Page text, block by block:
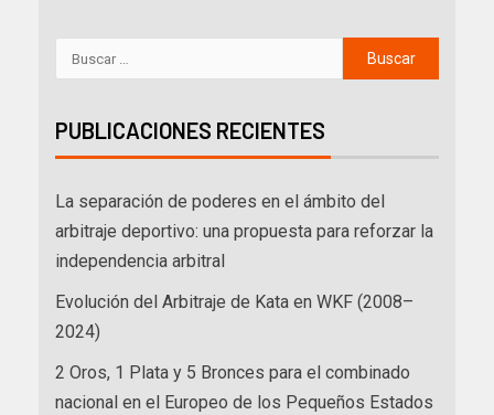
PUBLICACIONES RECIENTES
La separación de poderes en el ámbito del
arbitraje deportivo: una propuesta para reforzar la
independencia arbitral
Evolución del Arbitraje de Kata en WKF (2008–
2024)
2 Oros, 1 Plata y 5 Bronces para el combinado
nacional en el Europeo de los Pequeños Estados